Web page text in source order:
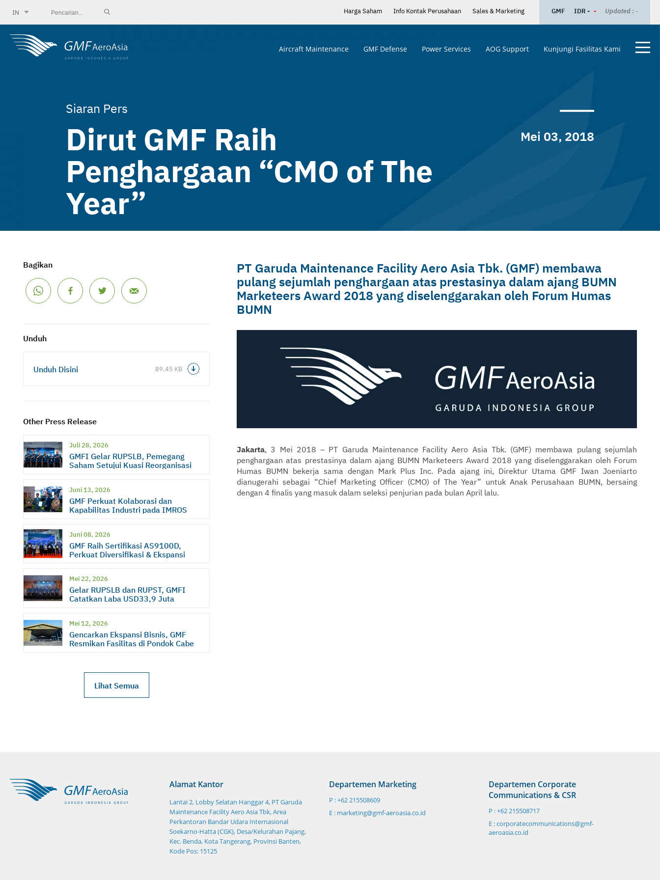
IN Harga Saham Info Kontak Perusahaan Sales & Marketing GMF IDR - - Updated : -
Aircraft Maintenance GMF Defense Power Services AOG Support Kunjungi Fasilitas Kami
Siaran Pers
Dirut GMF Raih
Penghargaan “CMO of The
Year”
Mei 03, 2018
Bagikan
Unduh
Unduh Disini 89,45 KB
Other Press Release
Juli 28, 2026
GMFI Gelar RUPSLB, Pemegang
Saham Setujui Kuasi Reorganisasi
Juni 13, 2026
GMF Perkuat Kolaborasi dan
Kapabilitas Industri pada IMROS
Juni 08, 2026
GMF Raih Sertifikasi AS9100D,
Perkuat Diversifikasi & Ekspansi
Mei 22, 2026
Gelar RUPSLB dan RUPST, GMFI
Catatkan Laba USD33,9 Juta
Mei 12, 2026
Gencarkan Ekspansi Bisnis, GMF
Resmikan Fasilitas di Pondok Cabe
Lihat Semua
PT Garuda Maintenance Facility Aero Asia Tbk. (GMF) membawa
pulang sejumlah penghargaan atas prestasinya dalam ajang BUMN
Marketeers Award 2018 yang diselenggarakan oleh Forum Humas
BUMN
Jakarta, 3 Mei 2018 – PT Garuda Maintenance Facility Aero Asia Tbk. (GMF) membawa pulang sejumlah
penghargaan atas prestasinya dalam ajang BUMN Marketeers Award 2018 yang diselenggarakan oleh Forum
Humas BUMN bekerja sama dengan Mark Plus Inc. Pada ajang ini, Direktur Utama GMF Iwan Joeniarto
dianugerahi sebagai “Chief Marketing Officer (CMO) of The Year” untuk Anak Perusahaan BUMN, bersaing
dengan 4 finalis yang masuk dalam seleksi penjurian pada bulan April lalu.
Alamat Kantor
Lantai 2, Lobby Selatan Hanggar 4, PT Garuda
Maintenance Facility Aero Asia Tbk, Area
Perkantoran Bandar Udara Internasional
Soekarno-Hatta (CGK), Desa/Kelurahan Pajang,
Kec. Benda, Kota Tangerang, Provinsi Banten,
Kode Pos: 15125
Departemen Marketing
P : +62 215508609
E : marketing@gmf-aeroasia.co.id
Departemen Corporate
Communications & CSR
P : +62 215508717
E : corporatecommunications@gmf-
aeroasia.co.id